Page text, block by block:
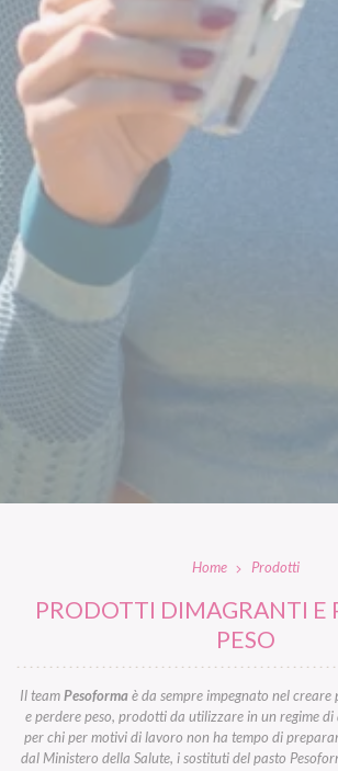
Home Prodotti
PRODOTTI DIMAGRANTI E
PESO
Il teamPesoformaè da sempre impegnato nel
e perdere peso, prodotti da utilizzare in un regime di
per chi per motivi di lavoro non ha tempo di
dal Ministero della Salute, i sostituti del pasto